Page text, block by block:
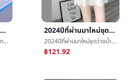
a4โฟลเดอร์หนังสือข้อมูลแทรกสูตรหลายชั้นa4กระดาษกระดาษทดสอบพอร์ตการลงทุนรายงานแยกออกได้ถุงไฟล์ชั้นวางของ
a4โฟลเดอร์หนังสือข้อมูลแทรกสูตรหลายชั้นa4กระดาษกระดาษทดสอบพอร์ตการลงทุนรายงานแยกออกได้ถุงไฟล์ชั้นวางของ
2024ปีที่ผ่านมาใหม่ชุดว่ายน้ำหญิงชาวสยามปกท้องแสดงบางฟองสปาอนุรักษนิยมลมกระโปรงสูตรสูงความรู้สึกชุดว่ายน้ำจุด
2024ปีที่ผ่านมาใหม่ชุดว่ายน้ำหญิงชาวสยามปกท้องแสดงบางฟองสปาอนุรักษนิยมลมกระโปรงสูตรสูงความรู้สึกชุดว่ายน้ำจุด
฿121.92